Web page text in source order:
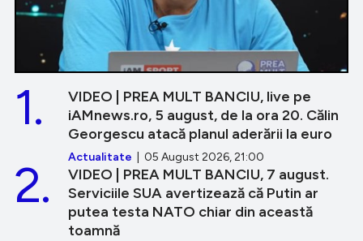
VIDEO | PREA MULT BANCIU, live pe
iAMnews.ro, 5 august, de la ora 20. Călin
Georgescu atacă planul aderării la euro
Actualitate | 05 August 2026, 21:00
1.
VIDEO | PREA MULT BANCIU, 7 august.
Serviciile SUA avertizează că Putin ar
putea testa NATO chiar din această
toamnă
2.